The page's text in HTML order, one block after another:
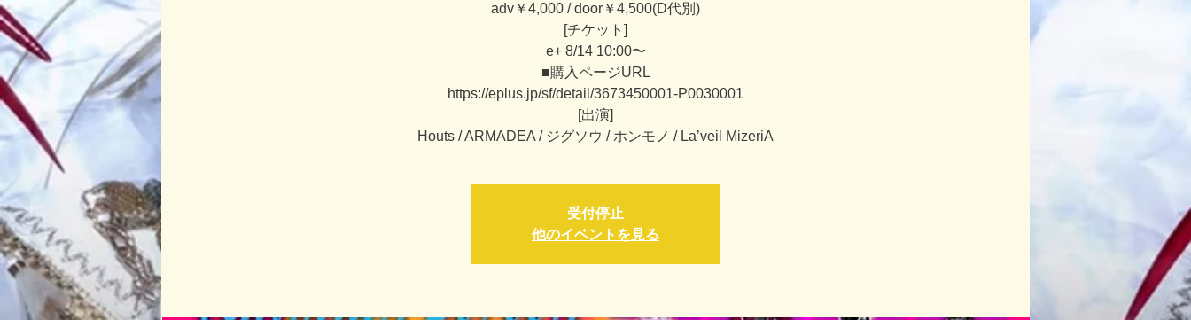
adv￥4,000 / door￥4,500(D代別)
[チケット]
e+ 8/14 10:00〜
■購入ページURL
https://eplus.jp/sf/detail/3673450001-P0030001
[出演]
Houts / ARMADEA / ジグソウ / ホンモノ / La’veil MizeriA
受付停止
他のイベントを見る